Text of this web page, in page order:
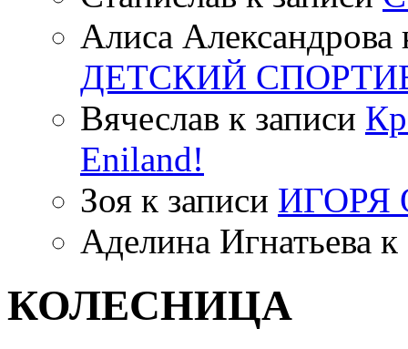
Алиса Александрова
ДЕТСКИЙ
Вячеслав к записи
Eniland!
Зоя к записи ИГОРЯ
Аделина Игнатьева к
КОЛЕСНИЦА